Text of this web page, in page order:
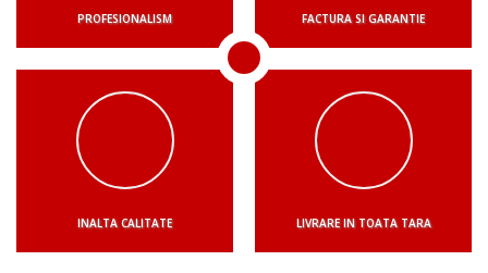
PROFESIONALISM FACTURA SI GARANTIE
INALTA CALITATE LIVRARE IN TOATA TARA